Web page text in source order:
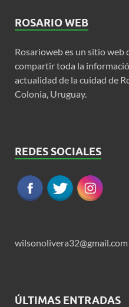
ROSARIO WEB
Rosarioweb es un sitio
compartir toda la
actualidad de la cuidad de
Colonia, Uruguay.
REDES SOCIALES
wilsonolivera32@gmail.com
ÚLTIMAS ENTRADAS